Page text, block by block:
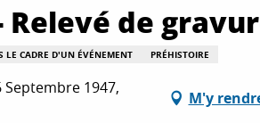
de
LE CADRE D'UN ÉVÉNEMENT PRÉHISTOIRE
1947,
M'y